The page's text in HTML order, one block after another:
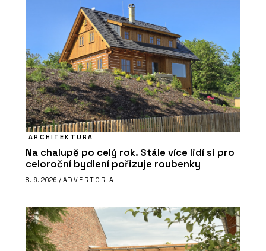
ARCHITEKTURA
Na chalupě po celý rok. Stále více lidí si pro
celoroční bydlení pořizuje roubenky
8. 6. 2026 / ADVERTORIAL